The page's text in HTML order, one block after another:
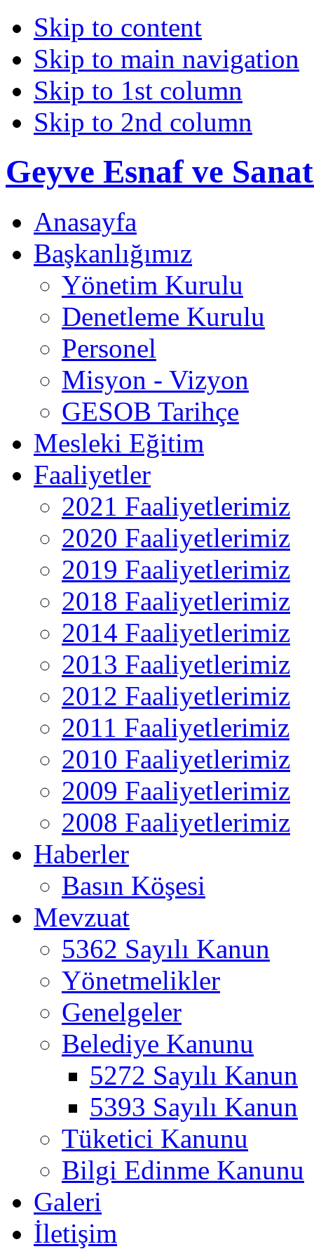
Skip to content
Skip to main navigation
Skip to 1st column
Skip to 2nd column
Geyve Esnaf ve
Anasayfa
Başkanlığımız
Yönetim Kurulu
Denetleme Kurulu
Personel
Misyon - Vizyon
GESOB Tarihçe
Mesleki Eğitim
Faaliyetler
2021 Faaliyetlerimiz
2020 Faaliyetlerimiz
2019 Faaliyetlerimiz
2018 Faaliyetlerimiz
2014 Faaliyetlerimiz
2013 Faaliyetlerimiz
2012 Faaliyetlerimiz
2011 Faaliyetlerimiz
2010 Faaliyetlerimiz
2009 Faaliyetlerimiz
2008 Faaliyetlerimiz
Haberler
Basın Köşesi
Mevzuat
5362 Sayılı Kanun
Yönetmelikler
Genelgeler
Belediye Kanunu
5272 Sayılı Kanun
5393 Sayılı Kanun
Tüketici Kanunu
Bilgi Edinme Kanunu
Galeri
İletişim